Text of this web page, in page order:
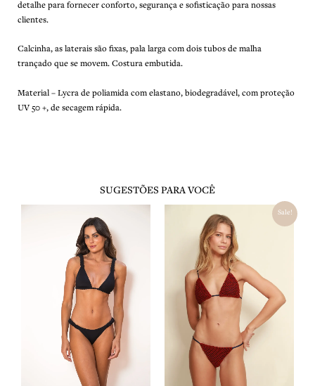
detalhe para fornecer conforto, segurança e sofisticação para nossas
clientes.
Calcinha, as laterais são fixas, pala larga com dois tubos de malha
trançado que se movem. Costura embutida.
Material – Lycra de poliamida com elastano, biodegradável, com proteção
UV 50 +, de secagem rápida.
SUGESTÕES PARA VOCÊ
Sale!
preço
original
era:
R$ 348,00.